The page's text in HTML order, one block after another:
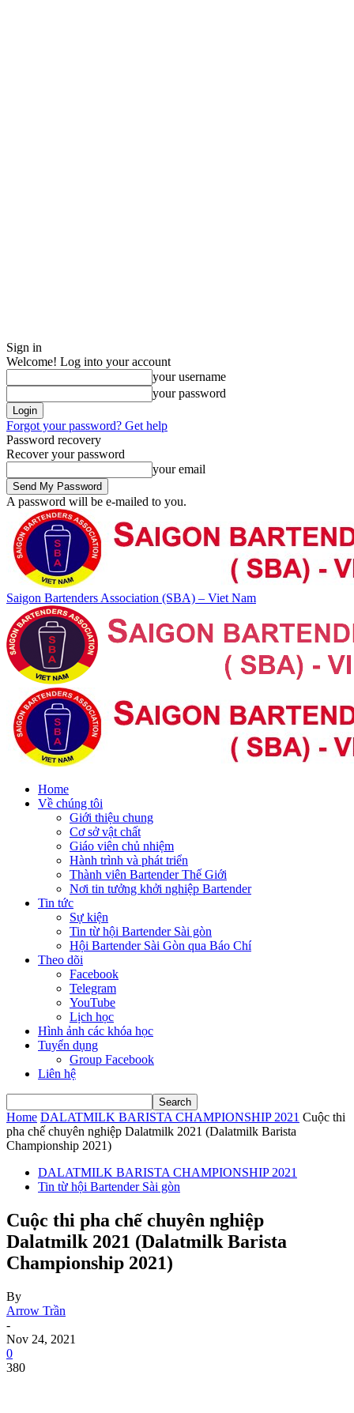
Sign in
Welcome! Log into your account
your username
your password
Forgot your password? Get help
Password recovery
Recover your password
your email
A password will be e-mailed to you.
Saigon Bartenders Association (SBA) – Viet Nam
Home
Về chúng tôi
Giới thiệu chung
Cơ sở vật chất
Giáo viên chủ nhiệm
Hành trình và phát triển
Thành viên Bartender Thế Giới
Nơi tin tưởng khởi nghiệp Bartender
Tin tức
Sự kiện
Tin từ hội Bartender Sài gòn
Hội Bartender Sài Gòn qua Báo Chí
Theo dõi
Facebook
Telegram
YouTube
Lịch học
Hình ảnh các khóa học
Tuyển dụng
Group Facebook
Liên hệ
Home DALATMILK BARISTA CHAMPIONSHIP 2021 Cuộc thi
pha chế chuyên nghiệp Dalatmilk 2021 (Dalatmilk Barista
Championship 2021)
DALATMILK BARISTA CHAMPIONSHIP 2021
Tin từ hội Bartender Sài gòn
Cuộc thi pha chế chuyên nghiệp
Dalatmilk 2021 (Dalatmilk Barista
Championship 2021)
By
Arrow Trần
-
Nov 24, 2021
0
380